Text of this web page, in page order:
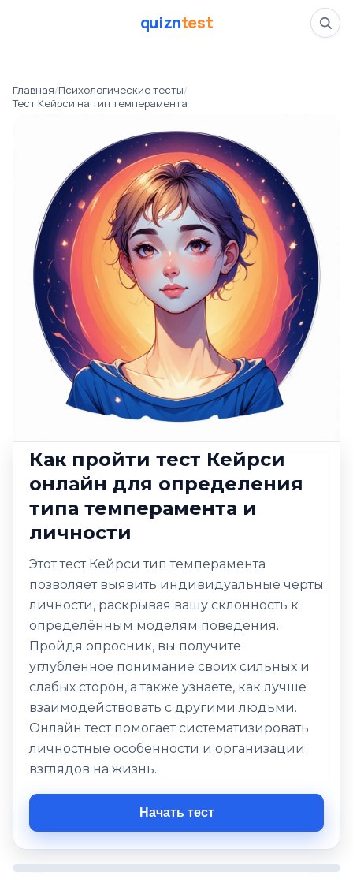
quizntest
Главная/Психологические тесты/
Тест Кейрси на тип темперамента
Тест Кейрси на тип
📅04.05.26
4 минуты
психология
Психологические тесты
Как пройти тест Кейрси
онлайн для определения
типа темперамента и
личности
Этот тест Кейрси тип темперамента
позволяет выявить индивидуальные черты
личности, раскрывая вашу склонность к
определённым моделям поведения.
Пройдя опросник, вы получите
углубленное понимание своих сильных и
слабых сторон, а также узнаете, как лучше
взаимодействовать с другими людьми.
Онлайн тест помогает систематизировать
личностные особенности и организации
взглядов на жизнь.
Начать тест